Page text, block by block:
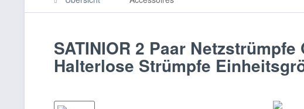
SATINIOR 2 Paar
Halterlose Strümpfe